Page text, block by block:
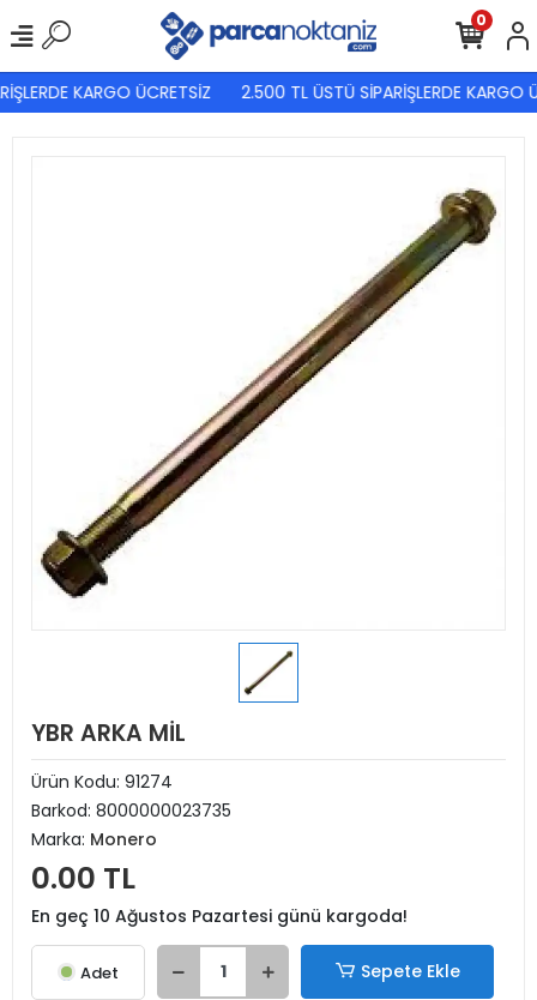
KARGO ÜCRETSİZ 2.500 TL ÜSTÜ SİPARİŞLERDE KARGO
0
YBR ARKA MİL
Ürün Kodu: 91274
Barkod: 8000000023735
Marka: Monero
0.00 TL
En geç 10 Ağustos Pazartesi günü kargoda!
Adet Sepete Ekle